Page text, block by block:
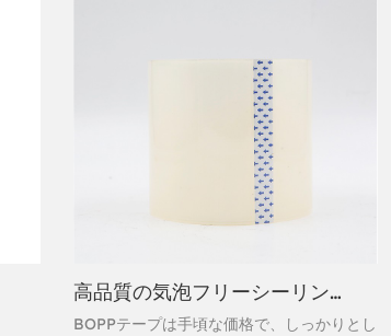
高品質の気泡フリーシーリングテープ
BOPPテープは手頃な価格で、しっかりとし